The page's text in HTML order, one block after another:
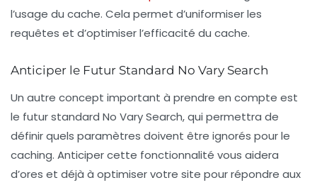
l’usage du cache. Cela permet d’uniformiser les
requêtes et d’optimiser l’efficacité du cache.
Anticiper le Futur Standard No Vary Search
Un autre concept important à prendre en compte est
le futur standard No Vary Search, qui permettra de
définir quels paramètres doivent être ignorés pour le
caching. Anticiper cette fonctionnalité vous aidera
d’ores et déjà à optimiser votre site pour répondre aux